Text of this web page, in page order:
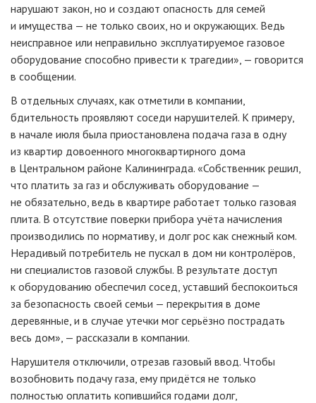
нарушают закон, но и создают опасность для семей
и имущества — не только своих, но и окружающих. Ведь
неисправное или неправильно эксплуатируемое газовое
оборудование способно привести к трагедии», — говорится
в сообщении.
В отдельных случаях, как отметили в компании,
бдительность проявляют соседи нарушителей. К примеру,
в начале июля была приостановлена подача газа в одну
из квартир довоенного многоквартирного дома
в Центральном районе Калининграда. «Собственник решил,
что платить за газ и обслуживать оборудование —
не обязательно, ведь в квартире работает только газовая
плита. В отсутствие поверки прибора учёта начисления
производились по нормативу, и долг рос как снежный ком.
Нерадивый потребитель не пускал в дом ни контролёров,
ни специалистов газовой службы. В результате доступ
к оборудованию обеспечил сосед, уставший беспокоиться
за безопасность своей семьи — перекрытия в доме
деревянные, и в случае утечки мог серьёзно пострадать
весь дом», — рассказали в компании.
Нарушителя отключили, отрезав газовый ввод. Чтобы
возобновить подачу газа, ему придётся не только
полностью оплатить копившийся годами долг,